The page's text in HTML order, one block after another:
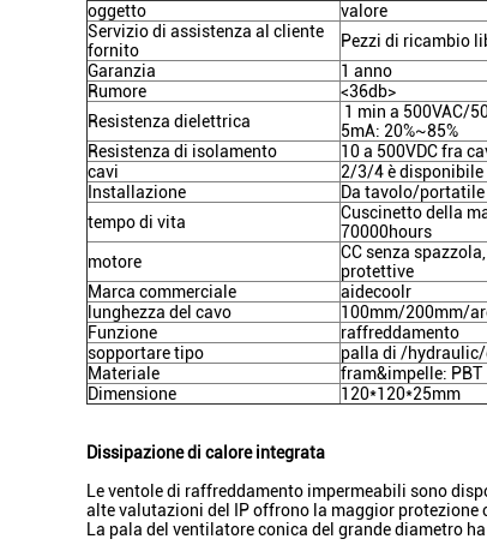
oggetto
valore
Servizio di assistenza al cliente
fornito
Pezzi di ricambio
Garanzia
1 anno
Rumore
<36db>
Resistenza dielettrica
1 min a 500VAC/
5mA: 20%~85%
Resistenza di isolamento
10 a 500VDC fra
cavi
2/3/4 è disponibile
Installazione
Da tavolo/portatile
tempo di vita
Cuscinetto della
70000hours
motore
CC senza
protettive
Marca commerciale
aidecoolr
lunghezza del cavo
100mm/200mm/
Funzione
raffreddamento
sopportare tipo
palla di /
Materiale
fram&impelle: PBT
Dimensione
120*120*25mm
Dissipazione di calore integrata
Le ventole di raffreddamento impermeabili sono
alte valutazioni del IP offrono la maggior
La pala del ventilatore conica del grande diametro